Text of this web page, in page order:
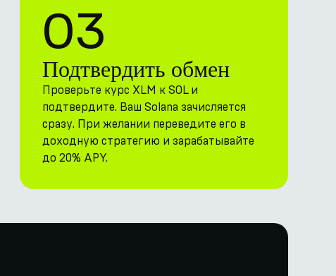
03
Подтвердить обмен
Проверьте курс XLM к SOL и
подтвердите. Ваш Solana зачисляется
сразу. При желании переведите его в
доходную стратегию и зарабатывайте
до 20% APY.